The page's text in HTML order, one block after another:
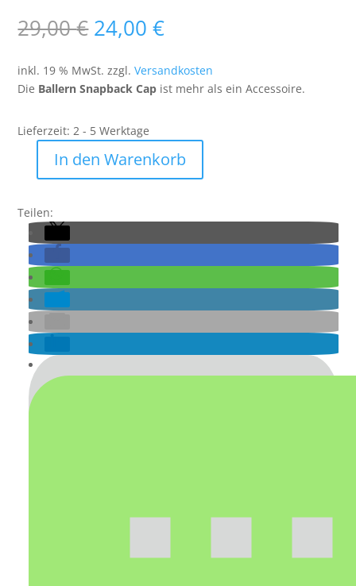
29,00€ Ursprünglicher
Preis
war:
29,00 €
24,00€Aktueller
ist:
24,00 €.
inkl. 19 % MwSt. zzgl.Versandkosten
Die Ballern Snapback Cap ist mehr als ein Accessoire.
Lieferzeit:2 - 5 Werktage
Ballern.
Cap
TwoTone
Black
Pink
Menge
In den Warenkorb
Teilen: